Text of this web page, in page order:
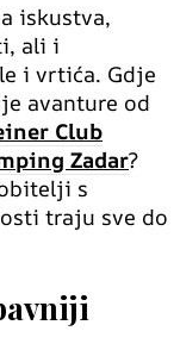
iskustva,
ali i
i vrtića. Gdje
avanture od
Club
Zadar?
s
traju sve do